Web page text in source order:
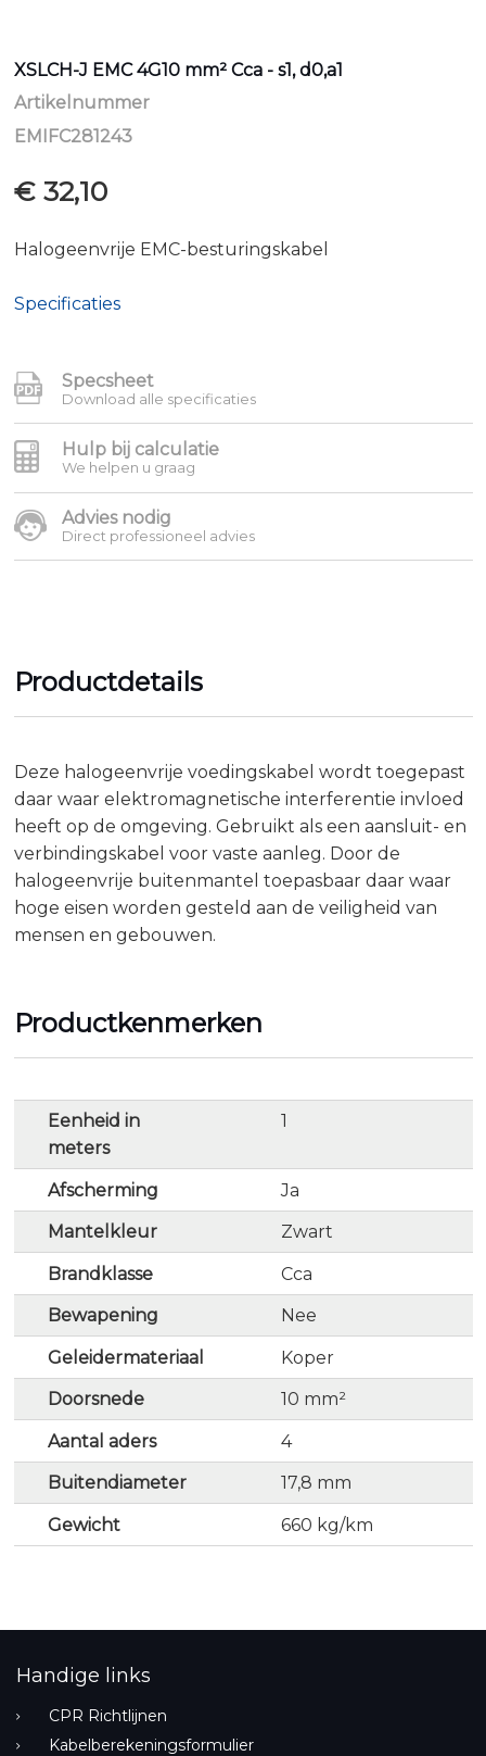
het
begin
van
afbeeldingen-
XSLCH-J EMC 4G10 mm² Cca - s1, d0,a1
Artikelnummer
EMIFC281243
Specsheet
Download alle specificaties
Hulp bij calculatie
We helpen u graag
Advies nodig
Direct professioneel advies
€ 32,10
Halogeenvrije EMC-besturingskabel
Specificaties
Productdetails
Deze halogeenvrije voedingskabel wordt toegepast
daar waar elektromagnetische interferentie invloed
heeft op de omgeving. Gebruikt als een aansluit- en
verbindingskabel voor vaste aanleg. Door de
halogeenvrije buitenmantel toepasbaar daar waar
hoge eisen worden gesteld aan de veiligheid van
mensen en gebouwen.
Productkenmerken
Eenheid in
meters
1
Afscherming Ja
Mantelkleur Zwart
Brandklasse Cca
Bewapening Nee
Geleidermateriaal Koper
Doorsnede 10 mm²
Aantal aders 4
Buitendiameter 17,8 mm
Gewicht 660 kg/km
Handige links
CPR Richtlijnen
Kabelberekeningsformulier